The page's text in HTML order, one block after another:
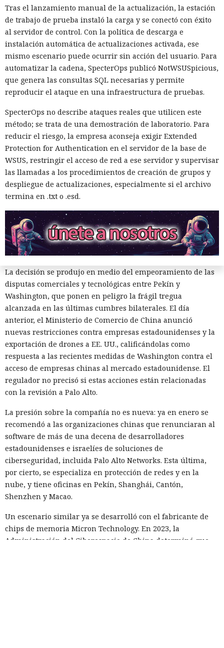
Tras el lanzamiento manual de la actualización, la estación
de trabajo de prueba instaló la carga y se conectó con éxito
al servidor de control. Con la política de descarga e
instalación automática de actualizaciones activada, ese
mismo escenario puede ocurrir sin acción del usuario. Para
automatizar la cadena, SpecterOps publicó NotWSUSpicious,
que genera las consultas SQL necesarias y permite
reproducir el ataque en una infraestructura de pruebas.
SpecterOps no describe ataques reales que utilicen este
método; se trata de una demostración de laboratorio. Para
reducir el riesgo, la empresa aconseja exigir Extended
Protection for Authentication en el servidor de la base de
WSUS, restringir el acceso de red a ese servidor y supervisar
las llamadas a los procedimientos de creación de grupos y
despliegue de actualizaciones, especialmente si el archivo
termina en .txt o .esd.
Las sanciones y restricciones contra las empresas
tecnológicas chinas por parte de las autoridades
estadounidenses hace tiempo que son noticia habitual —
ahora un escenario similarse está desarrollandoen sentido
inverso. La Administración del Ciberespacio de China
anunció el inicio de una revisión de los productos de la
estadounidense Palo Alto Networks que se venden en el
territorio del país, citando riesgos para la infraestructura
informática crítica y la seguridad nacional.
El regulador no nombró productos concretos de la compañía
sujetos a revisión, no reveló la naturaleza de posibles
vulnerabilidades ni precisó qué medidas podrían seguir en
caso de detectarse incumplimientos.
La decisión se produjo en medio del empeoramiento de las
disputas comerciales y tecnológicas entre Pekín y
Washington, que ponen en peligro la frágil tregua
alcanzada en las últimas cumbres bilaterales. El día
anterior, el Ministerio de Comercio de China anunció
nuevas restricciones contra empresas estadounidenses y la
exportación de drones a EE. UU., calificándolas como
respuesta a las recientes medidas de Washington contra el
acceso de empresas chinas al mercado estadounidense. El
regulador no precisó si estas acciones están relacionadas
con la revisión a Palo Alto.
La presión sobre la compañía no es nueva: ya en enero se
recomendó a las organizaciones chinas que renunciaran al
software de más de una decena de desarrolladores
estadounidenses e israelíes de soluciones de
ciberseguridad, incluida Palo Alto Networks. Esta última,
por cierto, se especializa en protección de redes y en la
nube, y tiene oficinas en Pekín, Shanghái, Cantón,
Shenzhen y Macao.
Un escenario similar ya se desarrolló con el fabricante de
chips de memoria Micron Technology. En 2023, la
Administración del Ciberespacio de China determinó que